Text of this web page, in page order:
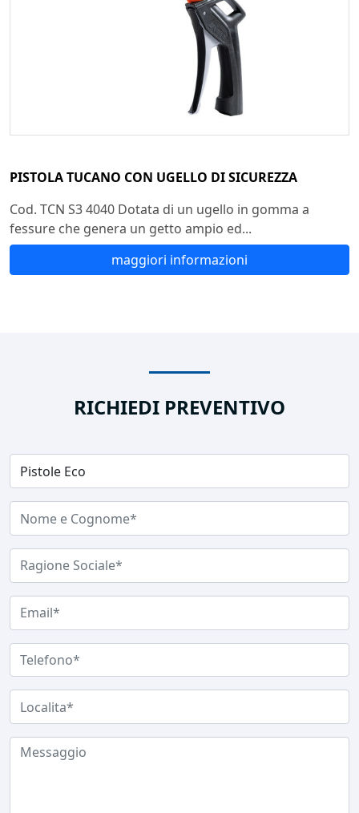
PISTOLA TUCANO CON UGELLO DI SICUREZZA
Cod. TCN S3 4040 Dotata di un ugello in gomma a
fessure che genera un getto ampio ed...
maggiori informazioni
RICHIEDI PREVENTIVO